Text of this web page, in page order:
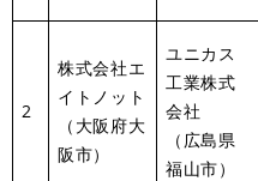
2
株式会社エ
イトノット
（大阪府大
阪市）
ユニカス
工業株式
会社
（広島県
福山市）